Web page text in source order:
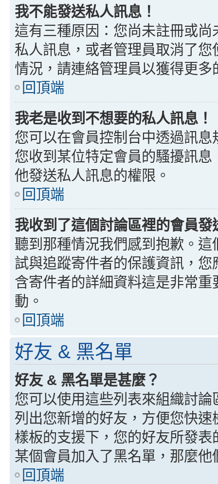
我不能發送私人訊息！
這有三種原因：您尚未註冊或
私人訊息，或者管理員取消了
情況，請連絡管理員以獲得更多
回頂端
我老是收到不想要的私人訊息！
您可以在會員控制台中透過訊
您收到某位特定會員的騷擾訊
他發送私人訊息的權限。
回頂端
我收到了這個討論區裡的會員
聽到那種情況我們感到抱歉。
試與追蹤寄件者的保護資訊，
含寄件者的詳細資料這是非常
動。
回頂端
好友 & 黑名單
好友 & 黑名單是甚麼？
您可以使用這些列表來組織討
列出您新增的好友，方便您快
樣板的支援下，您的好友所發
某個會員加入了黑名單，那麼
回頂端